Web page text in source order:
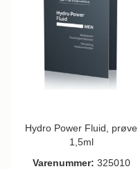
Hydro Power Fluid, prøve
1,5ml
Varenummer: 325010